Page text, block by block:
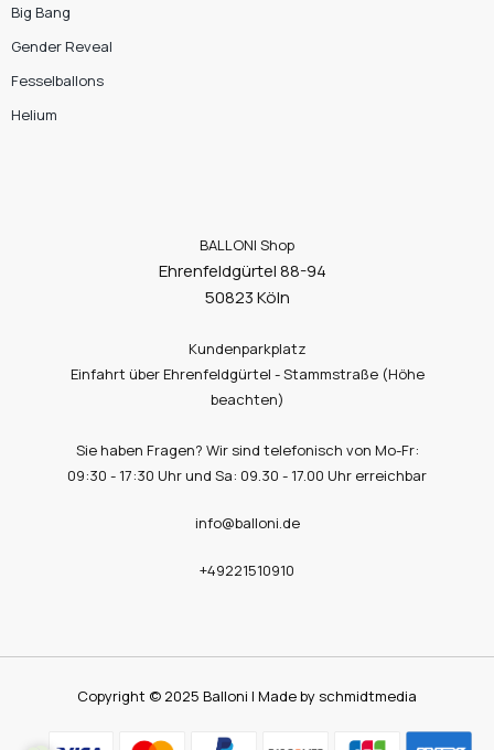
Big Bang
Gender Reveal
Fesselballons
Helium
BALLONI Shop
Ehrenfeldgürtel 88-94
50823 Köln
Kundenparkplatz
Einfahrt über Ehrenfeldgürtel - Stammstraße (Höhe
beachten)
Sie haben Fragen? Wir sind telefonisch von Mo-Fr:
09:30 - 17:30 Uhr und Sa: 09.30 - 17.00 Uhr erreichbar
info@balloni.de
+49221510910
Copyright © 2025 Balloni | Made by schmidtmedia